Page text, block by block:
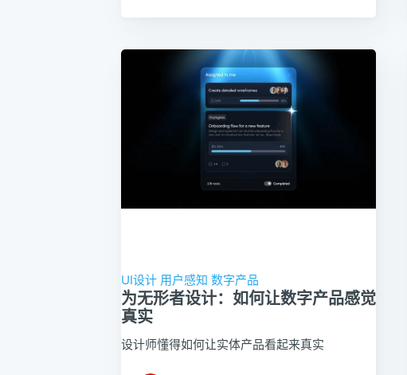
UI设计 用户感知 数字产品
为无形者设计：如何让数字产品感觉
真实
设计师懂得如何让实体产品看起来真实